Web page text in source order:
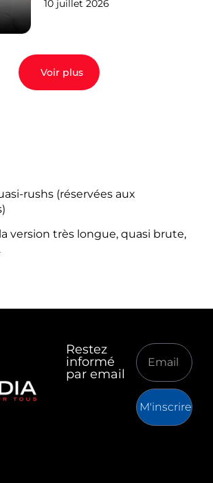
10 juillet 2026
Voir plus
rushs (réservées aux
version très longue, quasi brute,
Restez
informé
par email
M'inscrire